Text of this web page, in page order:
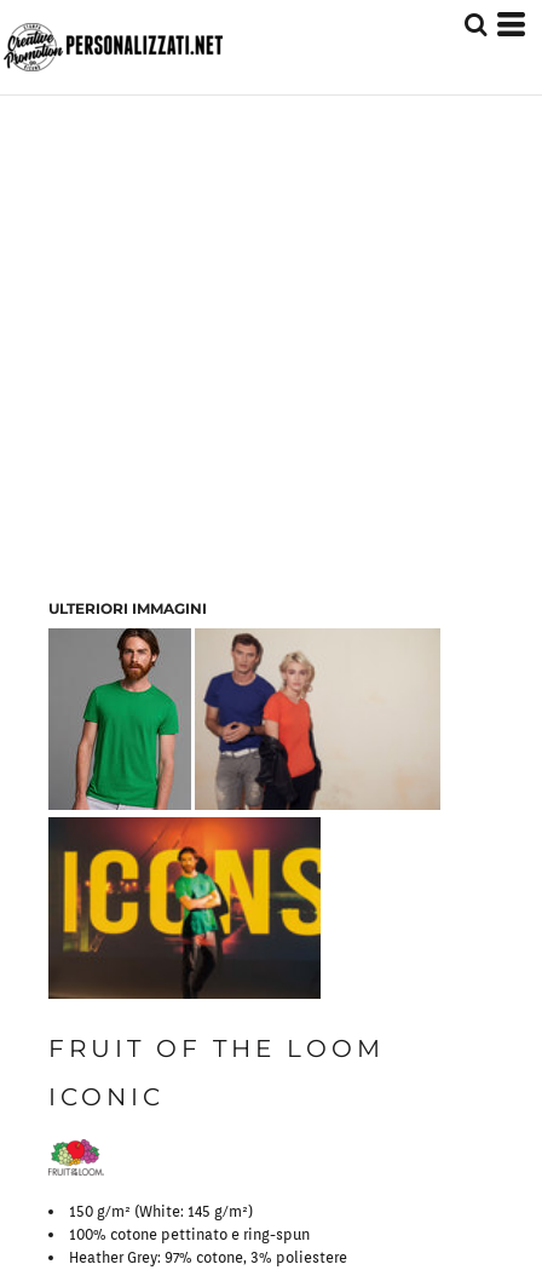
ULTERIORI IMMAGINI
FRUIT OF THE LOOM
ICONIC
150 g/m² (White: 145 g/m²)
100% cotone pettinato e ring-spun
Heather Grey: 97% cotone, 3% poliestere